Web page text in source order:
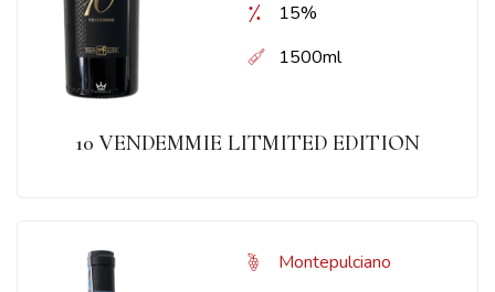
15%
1500ml
10 VENDEMMIE LITMITED EDITION
Montepulciano